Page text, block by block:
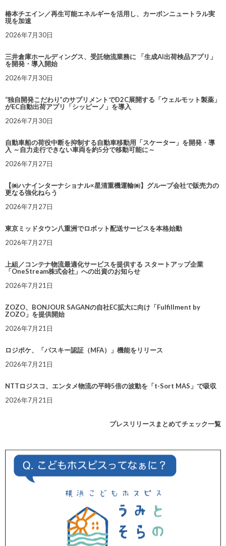
椿本チエイン／再生可能エネルギーを活用し、カーボンニュートラル実
現を加速
2026年7月30日
三井倉庫ホールディングス、受託物流業務に 「生成AI出荷検品アプリ」
を開発・導入開始
2026年7月30日
“独自開発こだわり”のサプリメントでD2C展開する「ウェルモット製薬」
がEC自動出荷アプリ「シッピーノ」を導入
2026年7月30日
自動車船の荷役中断を抑制する自動車移動用「スケーター」を開発・導
入 ～自力走行できない車両を約5分で移動可能に～
2026年7月27日
【㈱ハナインターナショナル×星清重機運輸㈱】グループ会社で販売力の
更なる強化ねらう
2026年7月27日
東京ミッドタウン八重洲でロボット配送サービスを本格始動
2026年7月27日
上組／コンテナ物流最適化サービスを提供する スタートアップ企業
「OneStream株式会社」への出資のお知らせ
2026年7月21日
ZOZO、BONJOUR SAGANの自社EC拡大に向け「Fulfillment by
ZOZO」を提供開始
2026年7月21日
ロジポケ、「パスキー認証（MFA）」機能をリリース
2026年7月21日
NTTロジスコ、エンタメ物流の平時5倍の波動を「t-Sort MAS」で吸収
2026年7月21日
プレスリリースまとめてチェック一覧